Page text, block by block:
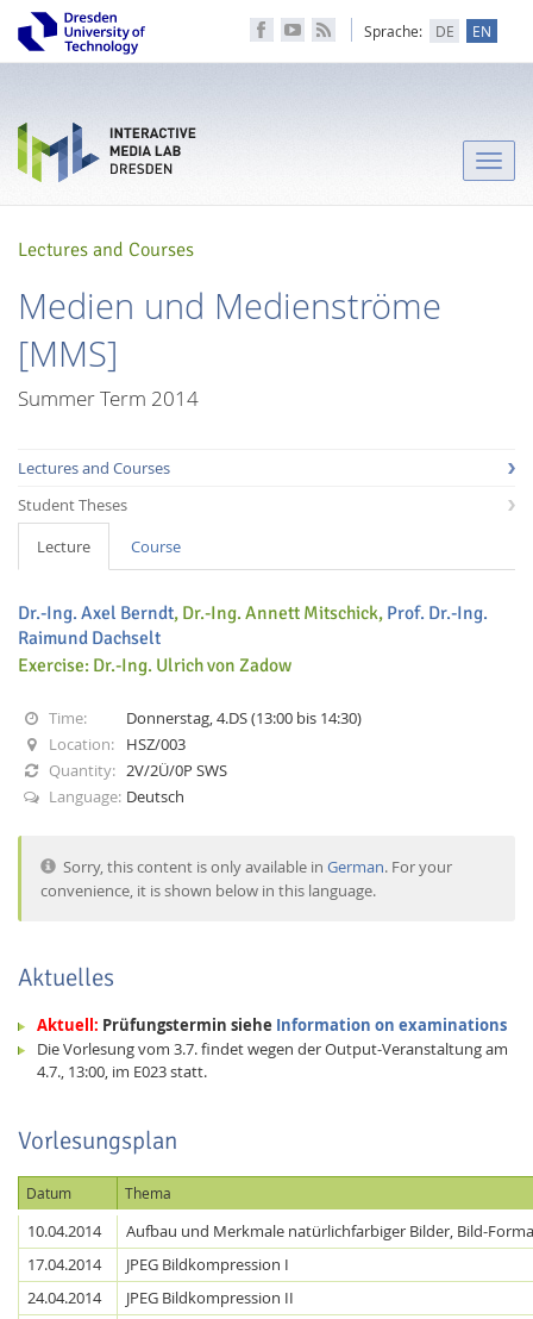
Sprache: DE EN
Interactive Media
Toggle
Lectures and Courses
Medien und Medienströme
[MMS]
Summer Term 2014
Lectures and Courses
Student Theses
Lecture
Course
Dr.-Ing. Axel Berndt, Dr.-Ing. Annett Mitschick, Prof. Dr.-Ing.
Raimund Dachselt
Exercise: Dr.-Ing. Ulrich von Zadow
Time:
Donnerstag, 4.DS (13:00 bis 14:30)
Location:
HSZ/003
Quantity: 2V/2Ü/0P SWS
Language: Deutsch
Sorry, this content is only available inGerman. For your
convenience, it is shown below in this language.
Aktuelles
Aktuell: Prüfungstermin siehe Information on examinations
Die Vorlesung vom 3.7. findet wegen der Output-Veranstaltung am
4.7., 13:00, im E023 statt.
Vorlesungsplan
Datum Thema
10.04.2014
Aufbau und Merkmale natürlichfarbiger Bilder, Bild-
17.04.2014
JPEG Bildkompression I
24.04.2014
JPEG Bildkompression II